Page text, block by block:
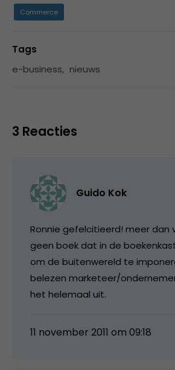
Commerce
Tags
e-business, nieuws
3 Reacties
Guido Kok
Ronnie gefelcitieerd! meer dan
geen boek dat in de
om de buitenwereld te
belezen marketeer/
het helemaal uit.
11 november 2011 om 09:18